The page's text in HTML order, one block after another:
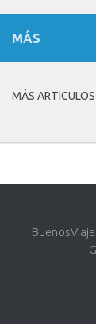
MÁS
MÁS ARTICULOS